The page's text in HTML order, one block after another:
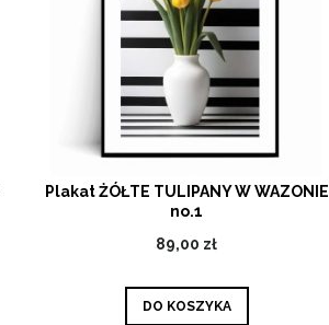
Plakat ŻÓŁTE TULIPANY W WAZONIE
no.1
89,00 zł
DO KOSZYKA